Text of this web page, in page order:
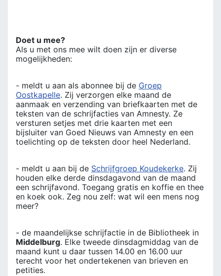
Doet u mee?
Als u met ons mee wilt doen zijn er diverse
mogelijkheden:
- meldt u aan als abonnee bij de Groep
Oostkapelle. Zij verzorgen elke maand de
aanmaak en verzending van briefkaarten met de
teksten van de schrijfacties van Amnesty. Ze
versturen setjes met drie kaarten met een
bijsluiter van Goed Nieuws van Amnesty en een
toelichting op de teksten door heel Nederland.
- meldt u aan bij de Schrijfgroep Koudekerke. Zij
houden elke derde dinsdagavond van de maand
een schrijfavond. Toegang gratis en koffie en thee
en koek ook. Zeg nou zelf: wat wil een mens nog
meer?
- de maandelijkse schrijfactie in de Bibliotheek in
Middelburg. Elke tweede dinsdagmiddag van de
maand kunt u daar tussen 14.00 en 16.00 uur
terecht voor het ondertekenen van brieven en
petities.